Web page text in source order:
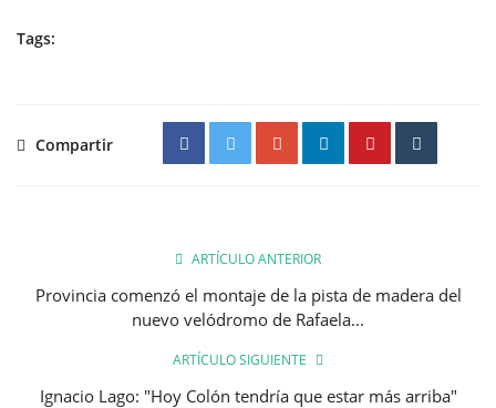
Tags:
Compartir
ARTÍCULO ANTERIOR
Provincia comenzó el montaje de la pista de madera del
nuevo velódromo de Rafaela...
ARTÍCULO SIGUIENTE
Ignacio Lago: "Hoy Colón tendría que estar más arriba"